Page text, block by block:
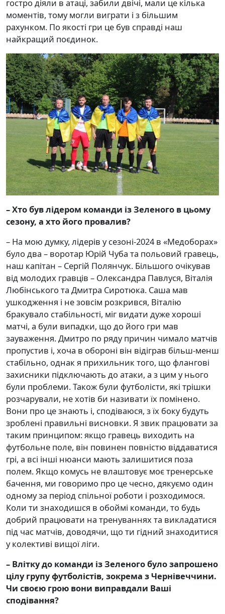
гостро діяли в атаці, забили двічі, мали це кілька
моментів, тому могли виграти і з більшим
рахунком. По якості гри це був справді наш
найкращий поєдинок.
– Хто був лідером команди із Зеленого в цьому
сезону, а хто його провалив?
– На мою думку, лідерів у сезоні-2024 в «Медоборах»
було два – воротар Юрій Чуба та польовий гравець,
наш капітан – Сергій Полянчук. Більшого очікував
від молодих гравців – Олександра Павлуся, Віталія
Любінського та Дмитра Сиротюка. Саша мав
ушкодження і не зовсім розкрився, Віталію
бракувало стабільності, міг видати дуже хороші
матчі, а були випадки, що до його гри мав
зауваження. Дмитро по ряду причин чимало матчів
пропустив і, хоча в обороні він відіграв більш-менш
стабільно, однак я прихильник того, що флангові
захисники підключають до атаки, а з цим у нього
були проблеми. Також були футболісти, які трішки
розчарували, не хотів би називати їх помінено.
Вони про це знають і, сподіваюся, з їх боку будуть
зроблені правильні висновки. Я звик працювати за
таким принципом: якщо гравець виходить на
футбольне поле, він повинен повністю віддаватися
грі, а всі інші нюанси мають залишитися поза
полем. Якщо комусь не влаштовує моє тренерське
бачення, ми говоримо про це чесно, дякуємо один
одному за період спільної роботи і розходимося.
Коли ти знаходишся в обоймі команди, то будь
добрий працювати на тренуваннях та викладатися
під час матчів, доводячи, що ти гідний знаходитися
у колективі вищої ліги.
– Влітку до команди із Зеленого було запрошено
цілу групу футболістів, зокрема з Чернівеччини.
Чи своєю грою вони виправдали Ваші
сподівання?